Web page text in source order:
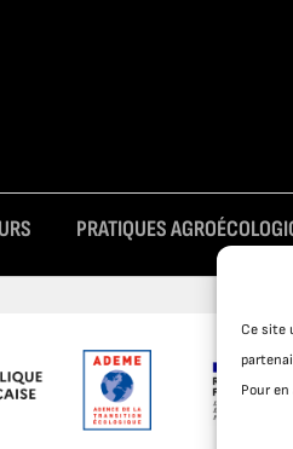
Ce site
Pour
PRATIQUES